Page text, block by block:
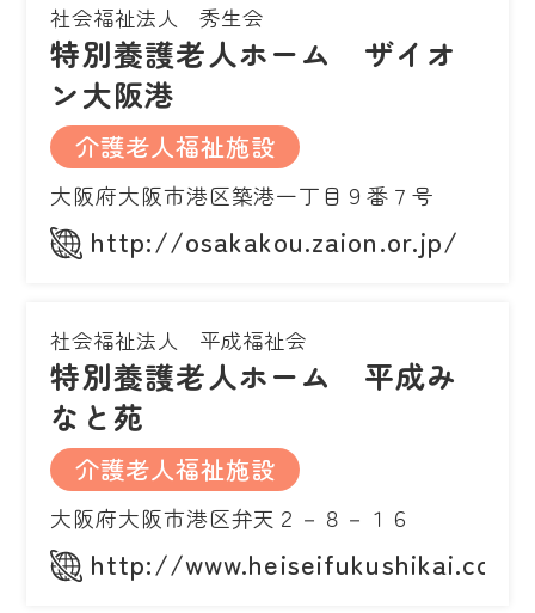
社会福祉法人 秀生会
特別養護老人ホーム ザイオ
ン大阪港
介護老人福祉施設
大阪府大阪市港区築港一丁目９番７号
http://osakakou.zaion.or.jp/
社会福祉法人 平成福祉会
特別養護老人ホーム 平成み
なと苑
介護老人福祉施設
大阪府大阪市港区弁天２－８－１６
http://www.heiseifukushikai.com/